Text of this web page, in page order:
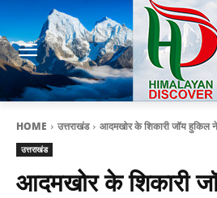
HOME उत्तराखंड आदमखोर के शिकारी जॉय हुकिल ने
उत्तराखंड
आदमखोर के शिकारी